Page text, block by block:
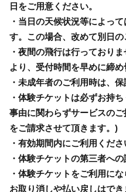
日をご用意ください。
・当日の天候状況等によっ
す。この場合、改めて別日の
・夜間の飛行は行っており
より、受付時間を早めに締め
・未成年者のご利用時は、
・体験チケットは必ずお持
事由に関わらずサービスの
をご請求させて頂きます。)
・有効期間内にご利用くださ
・体験チケットの第三者への
・体験チケットをご利用に
お取り消しや払い戻しはでき